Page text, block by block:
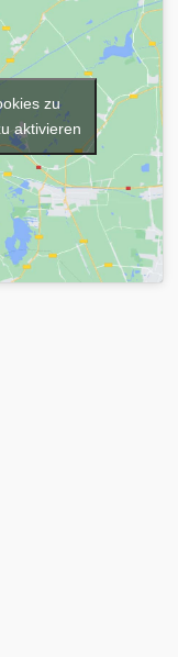
zu
aktivieren